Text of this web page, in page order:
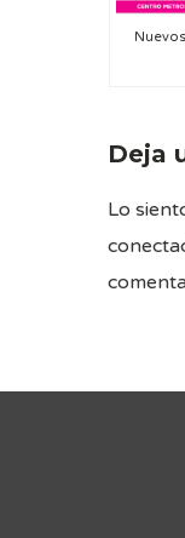
Deja
Lo